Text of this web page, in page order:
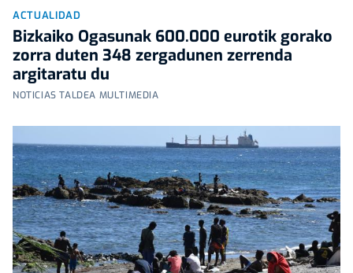
ACTUALIDAD
Bizkaiko Ogasunak 600.000 eurotik gorako
zorra duten 348 zergadunen zerrenda
argitaratu du
NOTICIAS TALDEA MULTIMEDIA